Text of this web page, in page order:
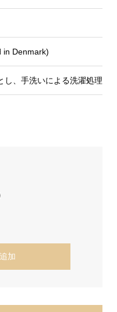
Denmark)
、手洗いによる洗濯処理が